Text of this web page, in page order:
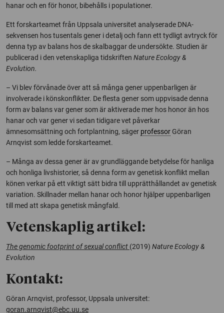
hanar och en för honor, bibehålls i populationer.
Ett forskarteamet från Uppsala universitet analyserade DNA-
sekvensen hos tusentals gener i detalj och fann ett tydligt avtryck för
denna typ av balans hos de skalbaggar de undersökte. Studien är
publicerad i den vetenskapliga tidskriften Nature Ecology &
Evolution.
– Vi blev förvånade över att så många gener uppenbarligen är
involverade i könskonflikter. De flesta gener som uppvisade denna
form av balans var gener som är aktiverade mer hos honor än hos
hanar och var gener vi sedan tidigare vet påverkar
ämnesomsättning och fortplantning, säger professor Göran
Arnqvist som ledde forskarteamet.
– Många av dessa gener är av grundläggande betydelse för hanliga
och honliga livshistorier, så denna form av genetisk konflikt mellan
könen verkar på ett viktigt sätt bidra till upprätthållandet av genetisk
variation. Skillnader mellan hanar och honor hjälper uppenbarligen
till med att skapa genetisk mångfald.
Vetenskaplig artikel:
The genomic footprint of sexual conflict (2019) Nature Ecology &
Evolution
Kontakt:
Göran Arnqvist, professor, Uppsala universitet:
goran.arnqvist@ebc.uu.se